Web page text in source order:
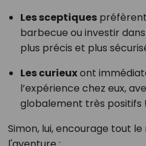
Les sceptiquespréfèrent
barbecue ou investir
plus précis et plus
Les curieuxont
l’expérience chez eux,
globalement très positifs !
Simon, lui, encourage tout